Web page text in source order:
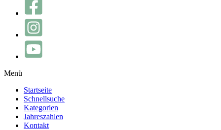
Menü
Startseite
Schnellsuche
Kategorien
Jahreszahlen
Kontakt